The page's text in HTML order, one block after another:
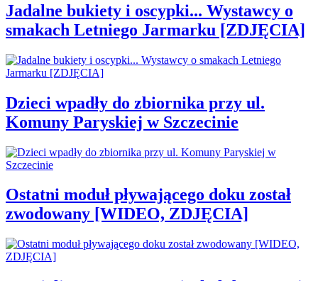
Jadalne bukiety i oscypki... Wystawcy o
smakach Letniego Jarmarku [ZDJĘCIA]
Dzieci wpadły do zbiornika przy ul.
Komuny Paryskiej w Szczecinie
Ostatni moduł pływającego doku został
zwodowany [WIDEO, ZDJĘCIA]